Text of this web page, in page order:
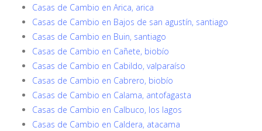
Casas de Cambio en Arica, arica
Casas de Cambio en Bajos de san agustín, santiago
Casas de Cambio en Buin, santiago
Casas de Cambio en Cañete, biobío
Casas de Cambio en Cabildo, valparaíso
Casas de Cambio en Cabrero, biobío
Casas de Cambio en Calama, antofagasta
Casas de Cambio en Calbuco, los lagos
Casas de Cambio en Caldera, atacama